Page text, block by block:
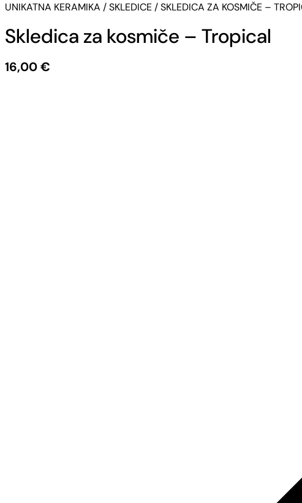
UNIKATNA KERAMIKA /SKLEDICE / SKLEDICA ZA KOSMIČE –
Skledica za kosmiče – Tropical
16,00€